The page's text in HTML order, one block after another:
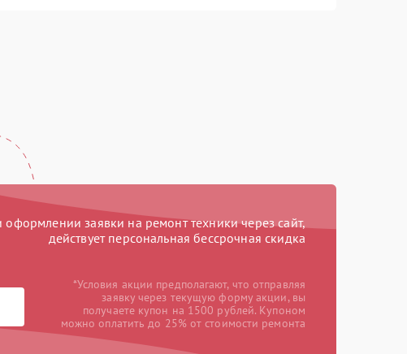
оформлении заявки на ремонт техники через сайт,
действует персональная бессрочная скидка
*Условия акции предполагают, что отправляя
заявку через текущую форму акции, вы
получаете купон на 1500 рублей. Купоном
можно оплатить до 25% от стоимости ремонта